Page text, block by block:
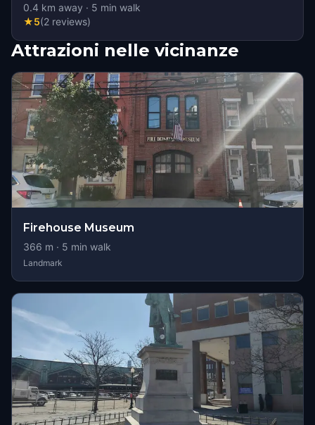
0.4 km away · 5 min walk
★5(2 reviews)
Attrazioni nelle vicinanze
Firehouse Museum
366 m · 5 min walk
Landmark